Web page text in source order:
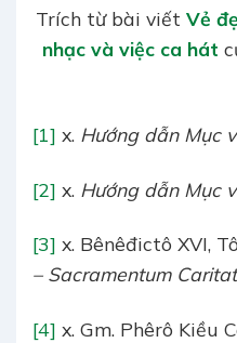
Trích từ bài viết Vẻ
nhạc và việc ca hát
[1] x. Hướng dẫn Mục
[2] x. Hướng dẫn Mục
[3] x. Bênêđictô XVI,
– Sacramentum
[4] x. Gm. Phêrô Kiều